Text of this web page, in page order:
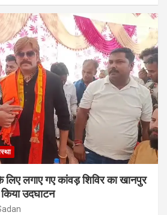
लिए लगाए गए कांवड़ शिविर का खानपुर
उदघाटन